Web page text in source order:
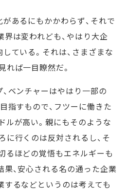
あるにもかかわらず、それで
は変われども、やはり大企
ている。それは、さまざまな
ば一目瞭然だ。
ベンチャーはやはり一部の
指すもので、フツーに働きた
ルが高い。親にもそのような
に行くのは反対されるし、そ
るほどの覚悟もエネルギーも
、安心される名の通った企業
するなどというのは考えても